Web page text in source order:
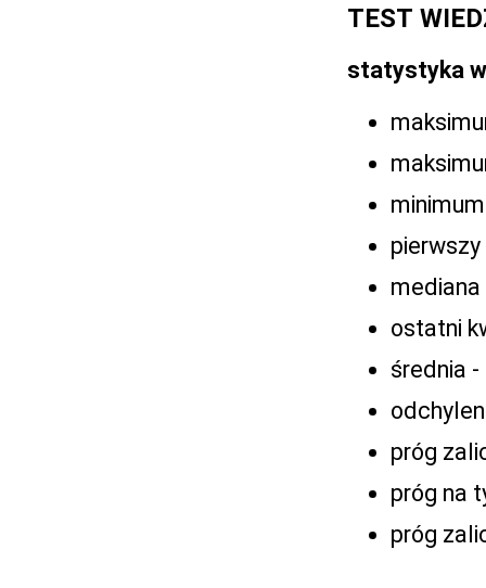
TEST
statystyka
mediana
ostatni
średnia -
próg
próg na
próg